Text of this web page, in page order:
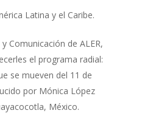
Latina y el Caribe.
Comunicación de ALER,
el programa radial:
se mueven del 11 de
por Mónica López
México.